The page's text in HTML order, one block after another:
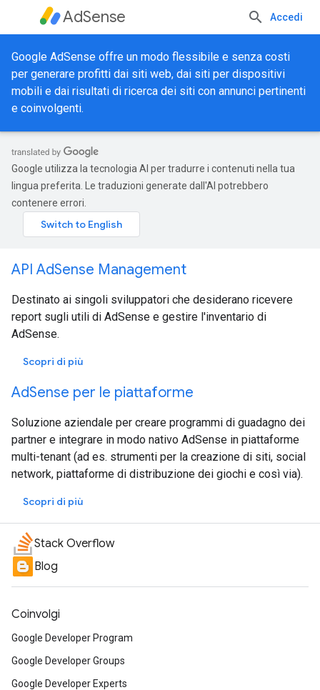
AdSense Accedi
Google AdSense offre un modo flessibile e senza costi
per generare profitti dai siti web, dai siti per dispositivi
mobili e dai risultati di ricerca dei siti con annunci pertinenti
e coinvolgenti.
Google utilizza la tecnologia AI per tradurre i contenuti nella tua
lingua preferita. Le traduzioni generate dall'AI potrebbero
contenere errori.
API AdSense Management
Destinato ai singoli sviluppatori che desiderano ricevere
report sugli utili di AdSense e gestire l'inventario di
AdSense.
Scopri di più
AdSense per le piattaforme
Soluzione aziendale per creare programmi di guadagno dei
partner e integrare in modo nativo AdSense in piattaforme
multi-tenant (ad es. strumenti per la creazione di siti, social
network, piattaforme di distribuzione dei giochi e così via).
Scopri di più
Stack Overflow
Blog
Coinvolgi
Google Developer Program
Google Developer Groups
Google Developer Experts